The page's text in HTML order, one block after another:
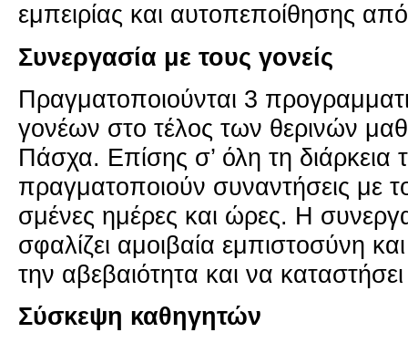
εμπει­ρί­ας και αυ­το­πε­ποί­θη­σης
Συ­νερ­γα­σία με τους γο­νείς
Πραγ­μα­το­ποιού­νται 3
γο­νέ­ων στο τέλος των θε­ρι­νών
Πάσχα. Επί­σης σ’ όλη τη διάρ­κεια
πραγ­μα­το­ποιούν συ­να­ντή­σεις με
σμέ­νες ημέ­ρες και ώρες. Η
σφα­λί­ζει αμοι­βαία εμπι­στο­σύ­νη
την αβε­βαιό­τη­τα και να
Σύ­σκε­ψη κα­θη­γη­τών